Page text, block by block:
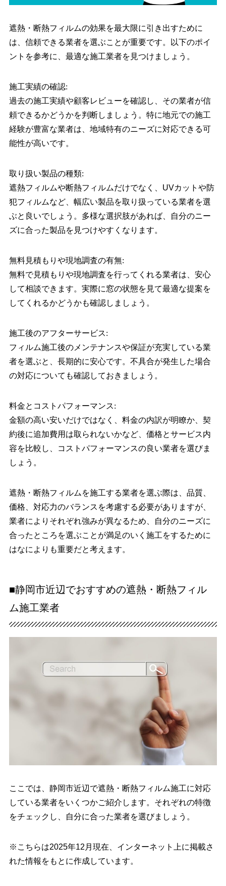
遮熱・断熱フィルムの効果を最大限に引き出すために
は、信頼できる業者を選ぶことが重要です。以下のポイ
ントを参考に、最適な施工業者を見つけましょう。
施工実績の確認:
過去の施工実績や顧客レビューを確認し、その業者が信
頼できるかどうかを判断しましょう。特に地元での施工
経験が豊富な業者は、地域特有のニーズに対応できる可
能性が高いです。
取り扱い製品の種類:
遮熱フィルムや断熱フィルムだけでなく、UVカットや防
犯フィルムなど、幅広い製品を取り扱っている業者を選
ぶと良いでしょう。多様な選択肢があれば、自分のニー
ズに合った製品を見つけやすくなります。
無料見積もりや現地調査の有無:
無料で見積もりや現地調査を行ってくれる業者は、安心
して相談できます。実際に窓の状態を見て最適な提案を
してくれるかどうかも確認しましょう。
施工後のアフターサービス:
フィルム施工後のメンテナンスや保証が充実している業
者を選ぶと、長期的に安心です。不具合が発生した場合
の対応についても確認しておきましょう。
料金とコストパフォーマンス:
金額の高い安いだけではなく、料金の内訳が明瞭か、契
約後に追加費用は取られないかなど、価格とサービス内
容を比較し、コストパフォーマンスの良い業者を選びま
しょう。
遮熱・断熱フィルムを施工する業者を選ぶ際は、品質、
価格、対応力のバランスを考慮する必要がありますが、
業者によりそれぞれ強みが異なるため、自分のニーズに
合ったところを選ぶことが満足のいく施工をするために
はなによりも重要だと考えます。
■静岡市近辺でおすすめの遮熱・断熱フィル
ム施工業者
ここでは、静岡市近辺で遮熱・断熱フィルム施工に対応
している業者をいくつかご紹介します。それぞれの特徴
をチェックし、自分に合った業者を選びましょう。
※こちらは2025年12月現在、インターネット上に掲載さ
れた情報をもとに作成しています。